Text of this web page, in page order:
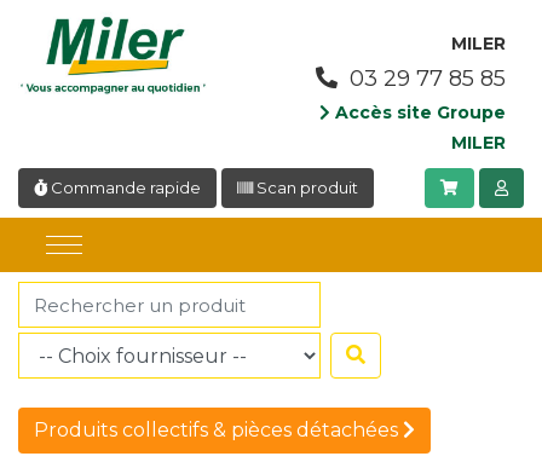
MILER
03 29 77 85 85
Accès site Groupe
MILER
Commande rapide Scan produit
Produits collectifs & pièces détachées
Panneau de gestion des cookies